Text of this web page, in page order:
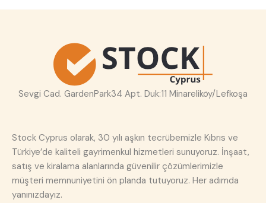
Sevgi Cad. GardenPark34 Apt. Duk:11 Minareliköy/Lefkoşa
Stock Cyprus olarak, 30 yılı aşkın tecrübemizle Kıbrıs ve
Türkiye’de kaliteli gayrimenkul hizmetleri sunuyoruz. İnşaat,
satış ve kiralama alanlarında güvenilir çözümlerimizle
müşteri memnuniyetini ön planda tutuyoruz. Her adımda
yanınızdayız.